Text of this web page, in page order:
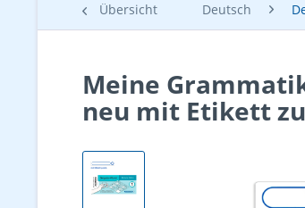
Übersicht Deutsch
Meine
neu mit Etikett